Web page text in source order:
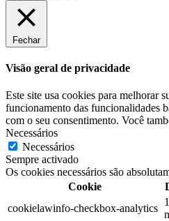
Fechar
Visão geral de privacidade
Este site usa cookies para melhorar
funcionamento das funcionalidades
com o seu consentimento. Você
Necessários
Necessários
Sempre activado
Os cookies necessários são
Cookie
cookielawinfo-checkbox-analytics